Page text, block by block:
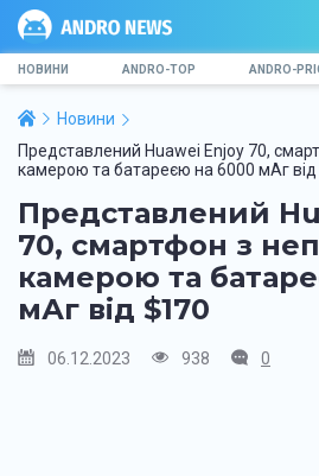
НОВИНИ ANDRO-TOP ANDRO-
Новини
Представлений Huawei Enjoy 70,
камерою та батареєю на 6000 мАг від
Представлений
70, смартфон з
камерою та
мАг від $170
06.12.2023 938 0